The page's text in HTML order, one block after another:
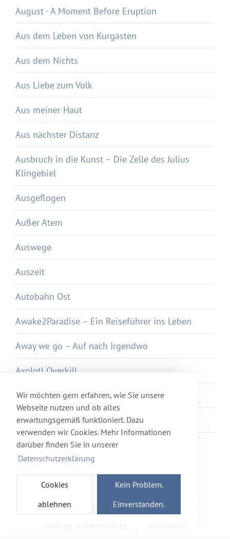
Wir möchten gern erfahren, wie Sie unsere
Webseite nutzen und ob alles
erwartungsgemäß funktioniert. Dazu
verwenden wir Cookies. Mehr Informationen
darüber finden Sie in unserer
Datenschutzerklärung
Cookies
ablehnen
Kein Problem.
Einverstanden.
August - A Moment Before Eruption
Aus dem Leben von Kurgästen
Aus dem Nichts
Aus Liebe zum Volk
Aus meiner Haut
Aus nächster Distanz
Ausbruch in die Kunst – Die Zelle des Julius
Klingebiel
Ausgeflogen
Außer Atem
Auswege
Auszeit
Autobahn Ost
Awake2Paradise – Ein Reiseführer ins Leben
Away we go – Auf nach Irgendwo
Axolotl Overkill
Ayka
Ayurveda
Azur et Asmar
Newsletter
Förderverein